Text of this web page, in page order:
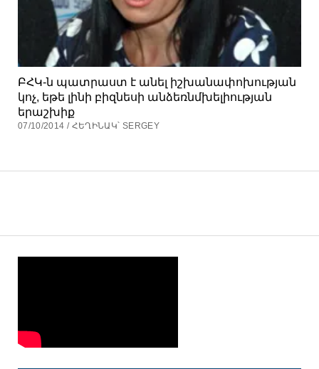
ԲՀԿ-ն պատրաստ է անել իշխանափոխության
կոչ, եթե լինի բիզնեսի անձեռնմխելիության
երաշխիք
07/10/2014 / ՀԵՂԻՆԱԿ՝ SERGEY